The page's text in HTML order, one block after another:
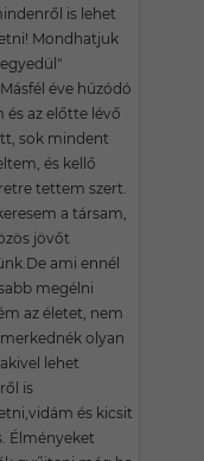
is lehet
Mondhatjuk
éve húzódó
és az előtte lévő
sok mindent
és kellő
tettem szert.
a társam,
jövőt
ami ennél
megélni
az életet, nem
olyan
lehet
is
és kicsit
Élményeket